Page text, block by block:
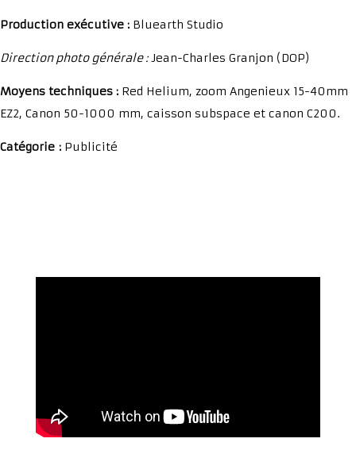
Production exécutive : Bluearth Studio
Direction photo générale :Jean-Charles Granjon (DOP)
Moyens techniques : Red Helium, zoom Angenieux 15-40mm
EZ2, Canon 50-1000 mm, caisson subspace et canon C200.
Catégorie : Publicité